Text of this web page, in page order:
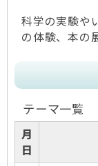
科学の実験や
の体験、本の
テーマ一覧
月
日